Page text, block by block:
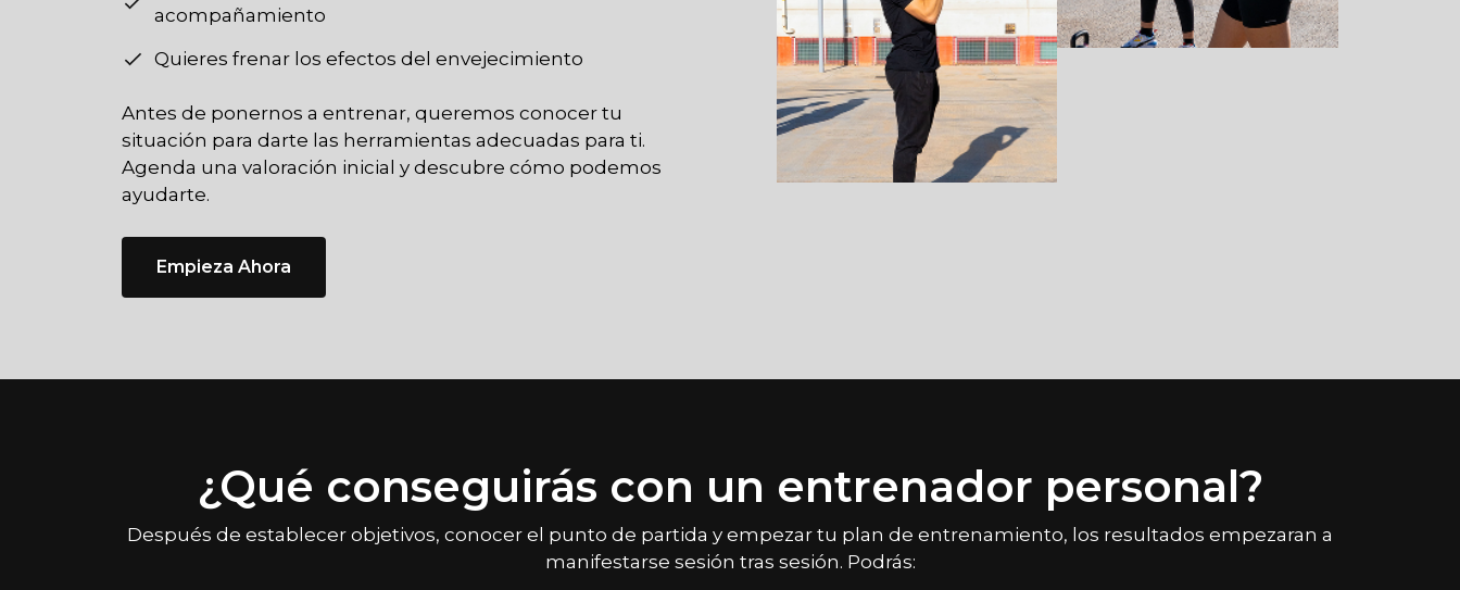
acompañamiento
Quieres frenar los efectos del envejecimiento
Antes de ponernos a entrenar, queremos conocer tu
situación para darte las herramientas adecuadas para ti.
Agenda una valoración inicial y descubre cómo podemos
ayudarte.
Empieza Ahora
¿Qué conseguirás con un entrenador personal?
Después de establecer objetivos, conocer el punto de partida y empezar tu plan de entrenamiento, los resultados empezaran a
manifestarse sesión tras sesión. Podrás: